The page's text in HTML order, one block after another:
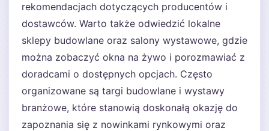
rekomendacjach dotyczących producentów i
dostawców. Warto także odwiedzić lokalne
sklepy budowlane oraz salony wystawowe, gdzie
można zobaczyć okna na żywo i porozmawiać z
doradcami o dostępnych opcjach. Często
organizowane są targi budowlane i wystawy
branżowe, które stanowią doskonałą okazję do
zapoznania się z nowinkami rynkowymi oraz